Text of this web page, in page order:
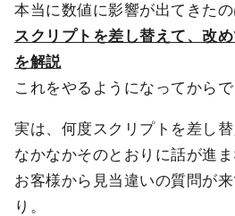
本当に数値に影響が出てきたの
スクリプトを差し替えて、改
を解説
これをやるようになってからで
実は、何度スクリプトを差し替
なかなかそのとおりに話が進ま
お客様から見当違いの質問が
り。